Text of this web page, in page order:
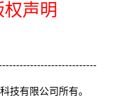
声明
技有限公司所有。